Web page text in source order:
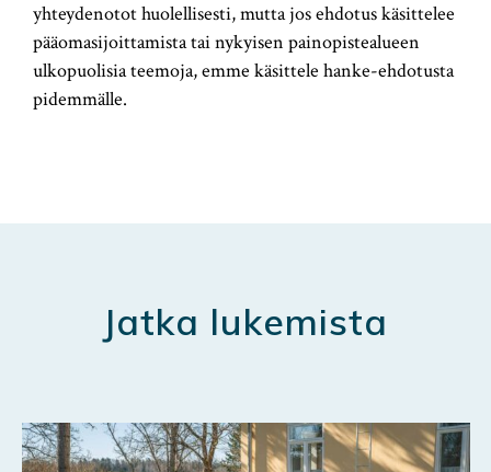
yhteydenotot huolellisesti, mutta jos ehdotus käsittelee
pääomasijoittamista tai nykyisen painopistealueen
ulkopuolisia teemoja, emme käsittele hanke-ehdotusta
pidemmälle.
Jatka lukemista